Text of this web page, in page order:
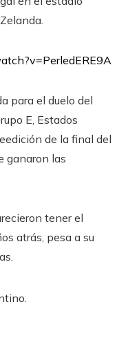
para el duelo del
E, Estados
de la final del
ganaron las
tener el
atrás, pesa a su